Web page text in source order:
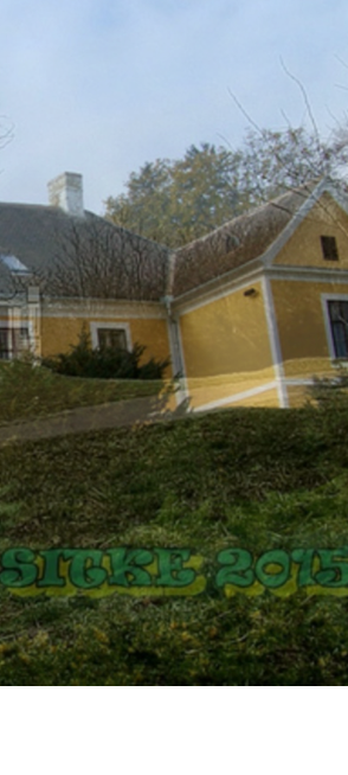
Gasztronómia
Szálláskalauz
Közérdekű Adatok
Önkormányzati
Rendelettár
Letölthető
Anyagok